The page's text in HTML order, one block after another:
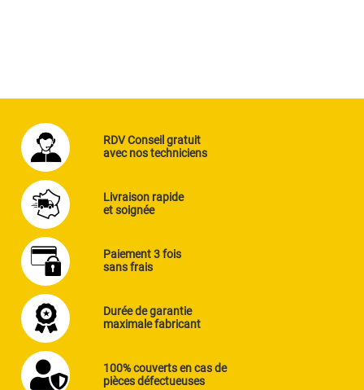
RDV Conseil gratuit
avec nos techniciens
Livraison rapide
et soignée
Paiement 3 fois
sans frais
Durée de garantie
maximale fabricant
100% couverts en cas de
pièces défectueuses